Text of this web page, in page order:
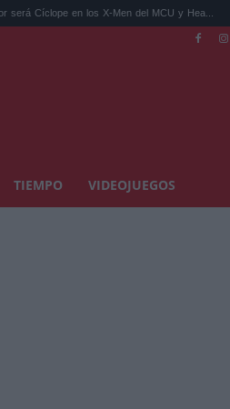
los X-Men del MCU y Hea... Rosalía en
TIEMPO VIDEOJUEGOS